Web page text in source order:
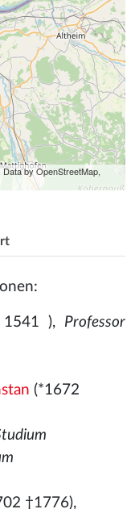
by OpenStreetMap,
), Professor
(*1672
†1776),